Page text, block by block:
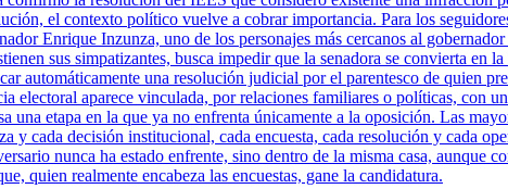
el contexto político vuelve a cobrar importancia. Para los
Enrique Inzunza, uno de los personajes más cercanos al
sus simpatizantes, busca impedir que la senadora se convierta
automáticamente una resolución judicial por el parentesco de quien
electoral aparece vinculada, por relaciones familiares o políticas, con
una etapa en la que ya no enfrenta únicamente a la oposición. Las
y cada decisión institucional, cada encuesta, cada resolución y cada
nunca ha estado enfrente, sino dentro de la misma casa,
quien realmente encabeza las encuestas, gane la candidatura.